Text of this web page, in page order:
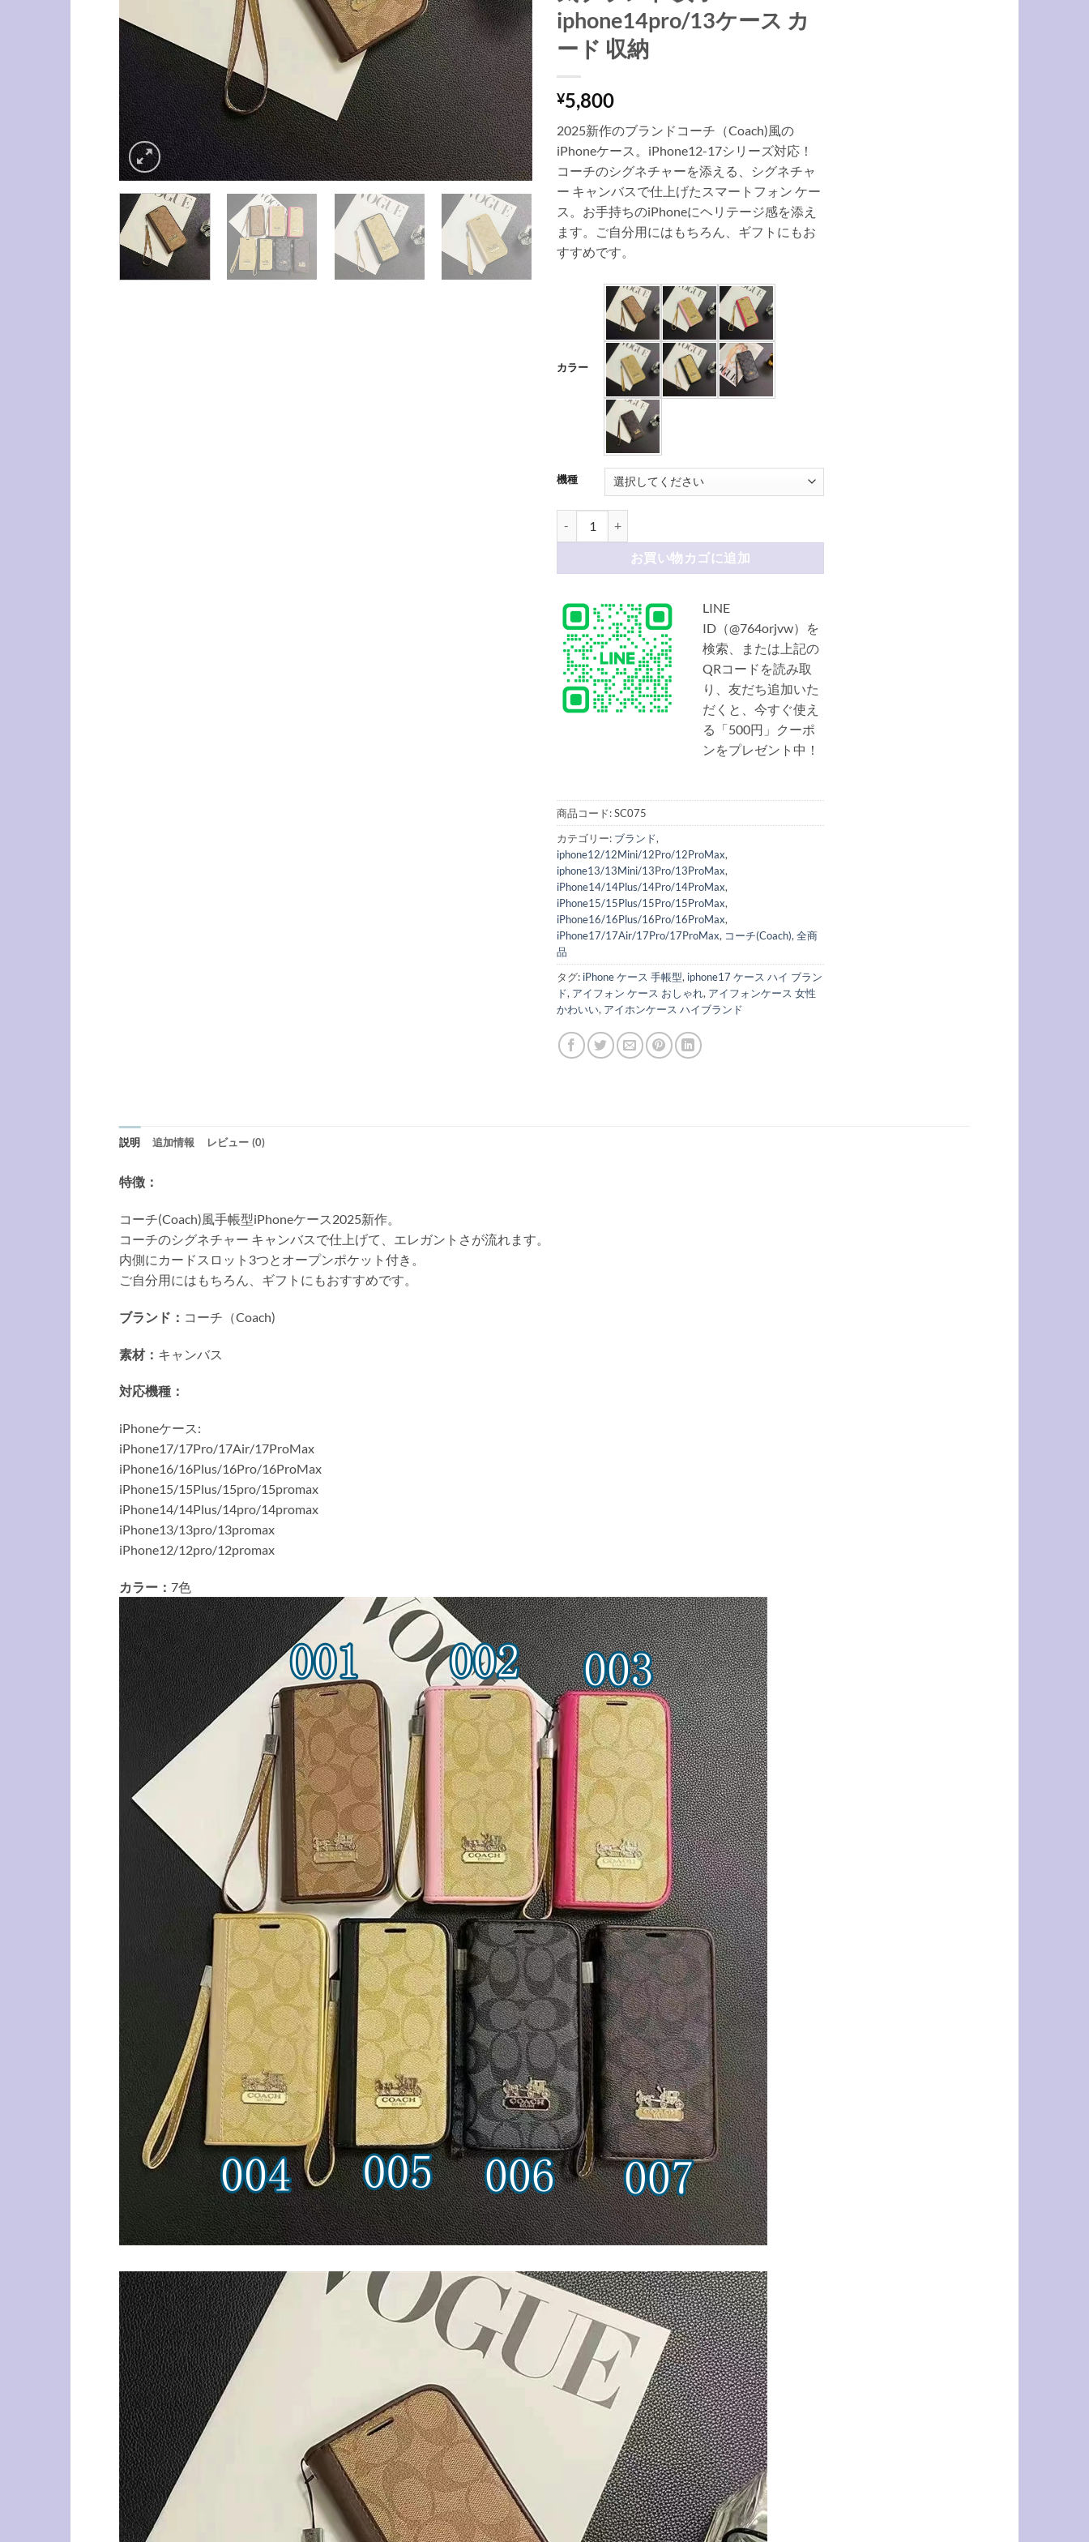
iphone14pro/13ケース カ
ード 収納
¥5,800
2025新作のブランドコーチ（Coach)風の
iPhoneケース。iPhone12-17シリーズ対応！
コーチのシグネチャーを添える、シグネチャ
ー キャンバスで仕上げたスマートフォン ケー
ス。お手持ちのiPhoneにヘリテージ感を添え
ます。ご自分用にはもちろん、ギフトにもお
すすめです。
カラー
機種
お買い物カゴに追加
LINE
ID（@764orjvw）を
検索、または上記の
QRコードを読み取
り、友だち追加いた
だくと、今すぐ使え
る「500円」クーポ
ンをプレゼント中！
商品コード:SC075
カテゴリー: ブランド,
iphone12/12Mini/12Pro/12ProMax,
iphone13/13Mini/13Pro/13ProMax,
iPhone14/14Plus/14Pro/14ProMax,
iPhone15/15Plus/15Pro/15ProMax,
iPhone16/16Plus/16Pro/16ProMax,
iPhone17/17Air/17Pro/17ProMax, コーチ(Coach),全商
品
タグ: iPhone ケース 手帳型, iphone17 ケース ハイ ブラン
ド, アイフォン ケース おしゃれ, アイフォンケース 女性
かわいい, アイホンケース ハイブランド
説明 追加情報 レビュー (0)
特徴：
コーチ(Coach)風手帳型iPhoneケース2025新作。
コーチのシグネチャー キャンバスで仕上げて、エレガントさが流れます。
内側にカードスロット3つとオープンポケット付き。
ご自分用にはもちろん、ギフトにもおすすめです。
ブランド： コーチ（Coach)
素材： キャンバス
対応機種：
iPhoneケース:
iPhone17/17Pro/17Air/17ProMax
iPhone16/16Plus/16Pro/16ProMax
iPhone15/15Plus/15pro/15promax
iPhone14/14Plus/14pro/14promax
iPhone13/13pro/13promax
iPhone12/12pro/12promax
カラー： 7色